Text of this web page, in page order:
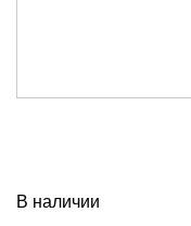
В наличии